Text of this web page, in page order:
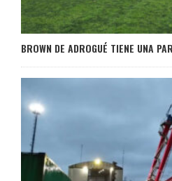
BROWN DE ADROGUÉ TIENE UNA